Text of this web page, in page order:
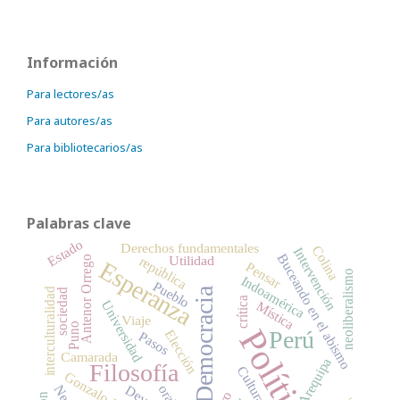
Información
Para lectores/as
Para autores/as
Para bibliotecarios/as
Palabras clave
EsperanzaDemocracia
Perú
Filosofía
Buceando en el abismo
Indoamérica
Antenor Orrego Viaje
Universidad Elección
Intervención
Camarada
Pueblo crítica
república
Arequipa
Puno
interculturalidad
Cultura
neoliberalismo
sociedad
Derechos fundamentales
Estado
Mística
Pensar
Pasos
Utilidad Colina